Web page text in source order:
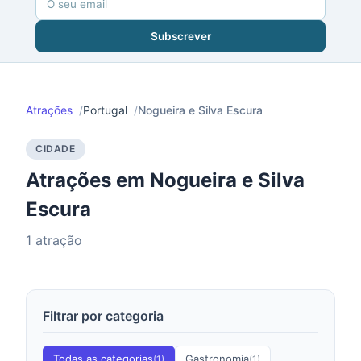
Subscrever
Atrações Portugal Nogueira e Silva Escura
CIDADE
Atrações em Nogueira e Silva
Escura
1 atração
Filtrar por categoria